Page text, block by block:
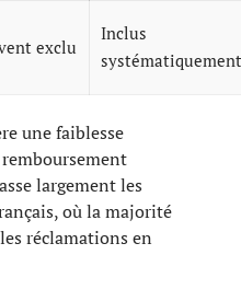
exclu
Inclus
systématiquement
une faiblesse
largement les
où la majorité
réclamations en